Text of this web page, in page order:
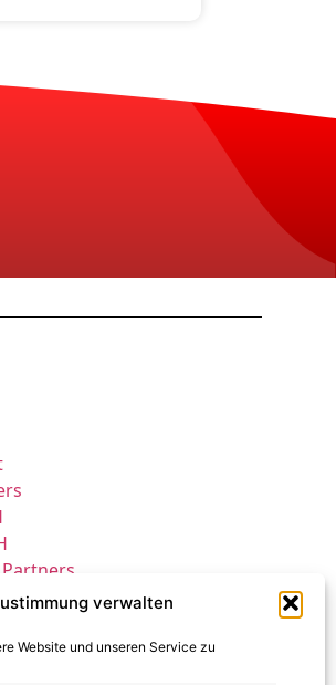
verwalten
Website und unseren Service zu